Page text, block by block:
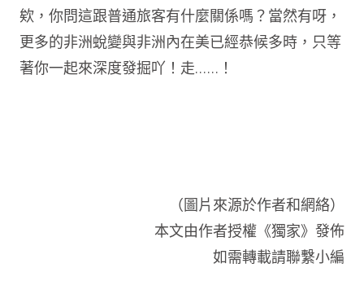
欸，你問這跟普通旅客有什麼關係嗎？當然有呀，
更多的非洲蛻變與非洲內在美已經恭候多時，只等
著你一起來深度發掘吖！走……！
（圖片來源於作者和網絡）
本文由作者授權《獨家》發佈
如需轉載請聯繫小編